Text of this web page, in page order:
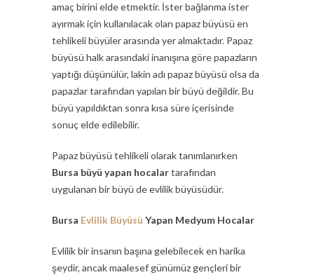
amaç birini elde etmektir. İster bağlanma ister
ayırmak için kullanılacak olan papaz büyüsü en
tehlikeli büyüler arasında yer almaktadır. Papaz
büyüsü halk arasındaki inanışına göre papazların
yaptığı düşünülür, lakin adı papaz büyüsü olsa da
papazlar tarafından yapılan bir büyü değildir. Bu
büyü yapıldıktan sonra kısa süre içerisinde
sonuç elde edilebilir.
Papaz büyüsü tehlikeli olarak tanımlanırken
Bursa büyü yapan hocalartarafından
uygulanan bir büyü de evlilik büyüsüdür.
Bursa Evlilik Büyüsü Yapan Medyum Hocalar
Evlilik bir insanın başına gelebilecek en harika
şeydir, ancak maalesef günümüz gençleri bir